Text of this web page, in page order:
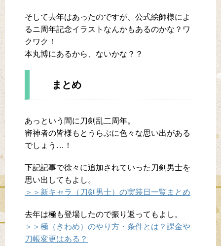
そして去年はあったのですが、公式絵師様によ
るニ周年記念イラストなんかもあるのかな？ワ
クワク！
本丸博にあるから、ないかな？？
まとめ
あっという間に刀剣乱二周年。
審神者の皆様もとうらぶに色々な思い出がある
でしょう…！
下記記事で徐々に追加されていった刀剣男士を
思い出してもよし。
＞＞新キャラ（刀剣男士）の実装日一覧まとめ
去年は極も登場したので振り返ってもよし。
＞＞極（きわめ）のやり方・条件とは？課金や
刀帳変更はある？